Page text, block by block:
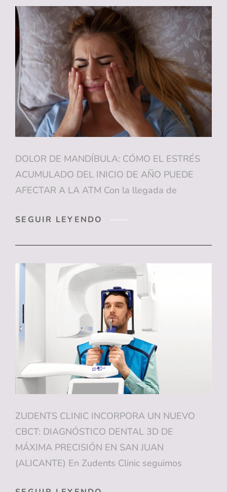
CAUSAS
Y
SOLUCIONES
EFICACES
DOLOR DE MANDÍBULA: CÓMO EL ESTRÉS
ACUMULADO DEL INICIO DE AÑO PUEDE
AFECTAR A LA ATM Con la llegada de
SEGUIR LEYENDO
DOLOR
EL
ESTRÉS
ACUMULADO
DEL
INICIO
DE
AÑO
PUEDE
AFECTAR
A
LA
ATM
ZUDENTS CLINIC INCORPORA UN NUEVO
CBCT: DIAGNÓSTICO DENTAL 3D DE
MÁXIMA PRECISIÓN EN SAN JUAN
(ALICANTE) En Zudents Clinic seguimos